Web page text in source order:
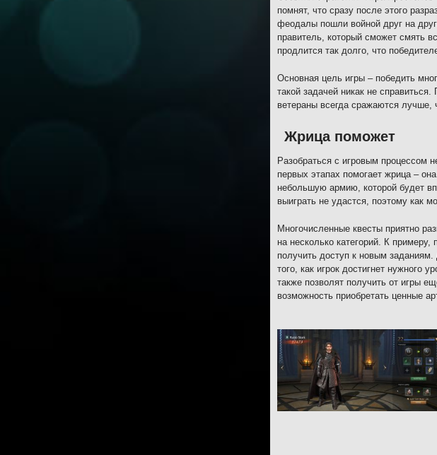
помнят, что сразу после этого
феодалы пошли войной друг на
правитель, который сможет смять
продлится так долго, что
Основная цель игры – победить
такой задачей никак не
ветераны всегда сражаются лучше,
Жрица поможет
Разобраться с игровым процессом
первых этапах помогает жрица –
небольшую армию, которой будет
выиграть не удастся, поэтому как
Многочисленные квесты приятно
на несколько категорий. К
получить доступ к новым
того, как игрок достигнет нужного
также позволят получить от игры
возможность приобретать ценные